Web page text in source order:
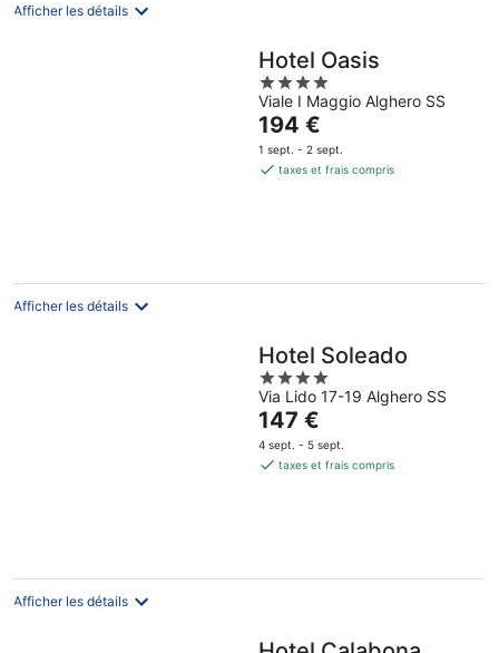
Afficher les détails
Hotel Oasis
4
out
of
5
Viale I Maggio Alghero SS
Le
prix
est
194 €
1 sept. - 2 sept.
taxes et frais compris
Afficher les détails
Hotel Soleado
4
out
of
5
Via Lido 17-19 Alghero SS
Le
prix
est
147 €
4 sept. - 5 sept.
taxes et frais compris
Afficher les détails